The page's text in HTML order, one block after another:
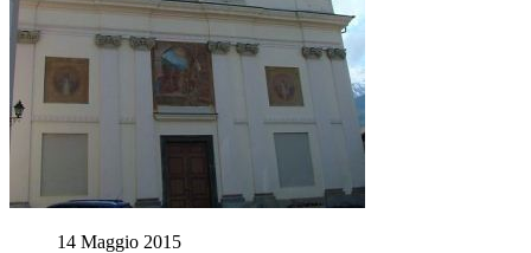
14 Maggio 2015